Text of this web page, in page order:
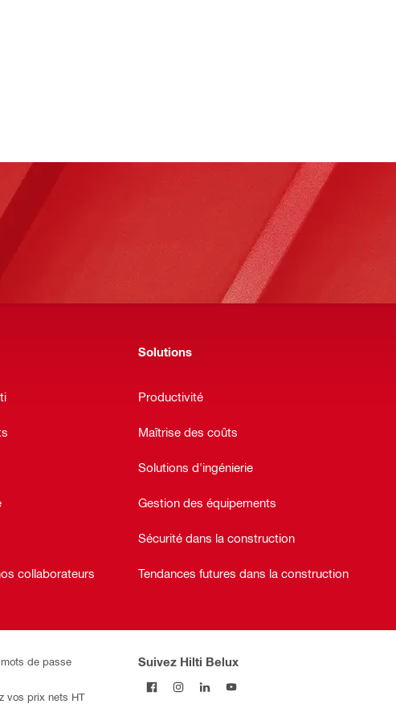
collaborateurs
Solutions
Productivité
Maîtrise des coûts
Solutions d'ingénierie
Gestion des équipements
Sécurité dans la construction
Tendances futures dans la construction
de passe
vos prix nets HT
Suivez Hilti Belux